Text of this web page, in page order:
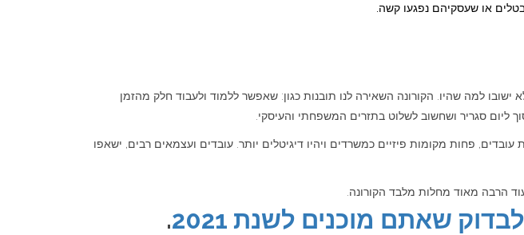
או שעסקיהם נפגעו קשה.
שאחרי הקורונה, הדברים לא ישובו למה שהיו. הקורונה השאירה לנו תובנות כגון: שאפשר ללמוד ולעבוד חלק מהזמן
ליום סגריר ושחשוב לשלוט בתזרים המשפחתי והעיסקי.
עובדים, פחות מקומות פיזיים כמשרדים ויהיו דיגיטלים יותר. עובדים ועצמאים רבים, ישאפו
הרבה מאוד מחלות מלבד הקורונה.
שאתם מוכנים לשנת 2021 .